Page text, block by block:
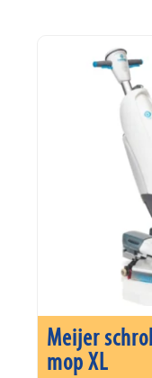
Meijer
mop XL